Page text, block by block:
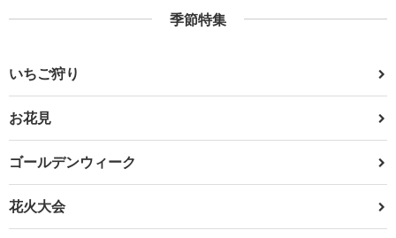
季節特集
いちご狩り
お花見
ゴールデンウィーク
花火大会